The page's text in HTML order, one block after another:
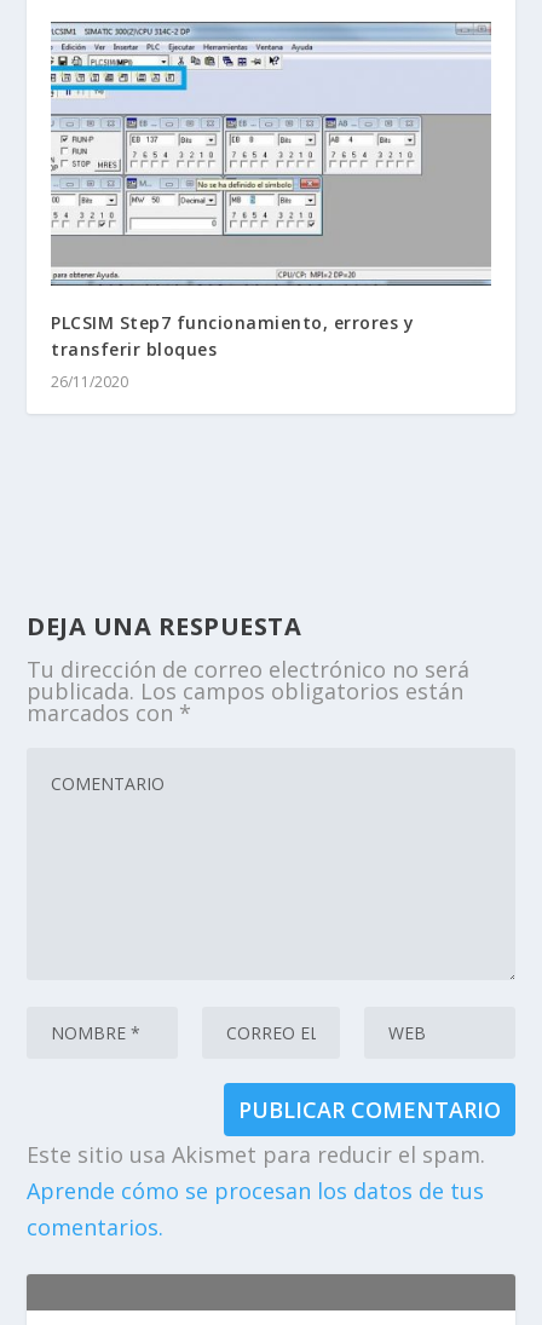
PLCSIM Step7 funcionamiento, errores y
transferir bloques
26/11/2020
DEJA UNA RESPUESTA
Tu dirección de correo electrónico no será
publicada. Los campos obligatorios están
marcados con *
Este sitio usa Akismet para reducir el spam.
Aprende cómo se procesan los datos de tus
comentarios.